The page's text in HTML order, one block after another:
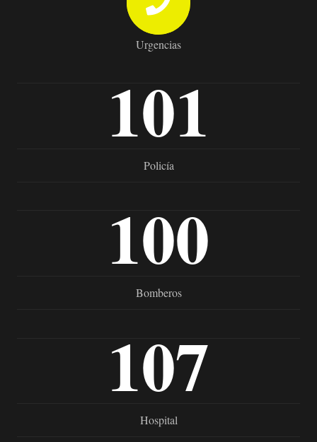
Urgencias
101
Policía
100
Bomberos
107
Hospital